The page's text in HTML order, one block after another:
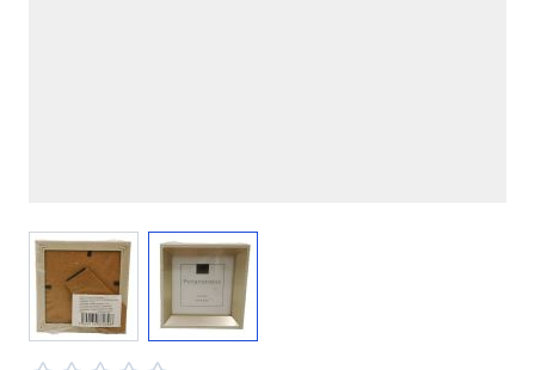
View larger imageView larger image